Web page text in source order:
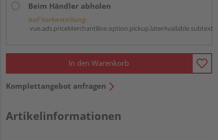
Beim Händler abholen
Auf Vorbestellung:
vue.ads.priceMerchantBox.option.pickup.laterAvailable.subtext
In den Warenkorb
Komplettangebot anfragen
Artikelinformationen